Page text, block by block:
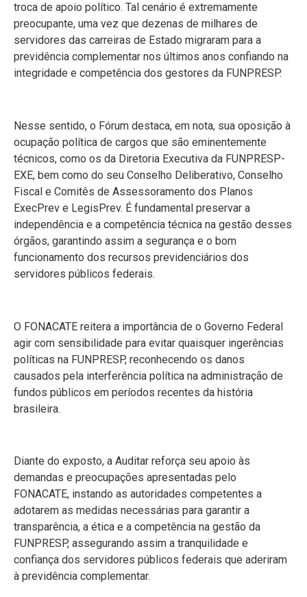
troca de apoio político. Tal cenário é extremamente
preocupante, uma vez que dezenas de milhares de
servidores das carreiras de Estado migraram para a
previdência complementar nos últimos anos confiando na
integridade e competência dos gestores da FUNPRESP.
Nesse sentido, o Fórum destaca, em nota, sua oposição à
ocupação política de cargos que são eminentemente
técnicos, como os da Diretoria Executiva da FUNPRESP-
EXE, bem como do seu Conselho Deliberativo, Conselho
Fiscal e Comitês de Assessoramento dos Planos
ExecPrev e LegisPrev. É fundamental preservar a
independência e a competência técnica na gestão desses
órgãos, garantindo assim a segurança e o bom
funcionamento dos recursos previdenciários dos
servidores públicos federais.
O FONACATE reitera a importância de o Governo Federal
agir com sensibilidade para evitar quaisquer ingerências
políticas na FUNPRESP, reconhecendo os danos
causados pela interferência política na administração de
fundos públicos em períodos recentes da história
brasileira.
Diante do exposto, a Auditar reforça seu apoio às
demandas e preocupações apresentadas pelo
FONACATE, instando as autoridades competentes a
adotarem as medidas necessárias para garantir a
transparência, a ética e a competência na gestão da
FUNPRESP, assegurando assim a tranquilidade e
confiança dos servidores públicos federais que aderiram
à previdência complementar.